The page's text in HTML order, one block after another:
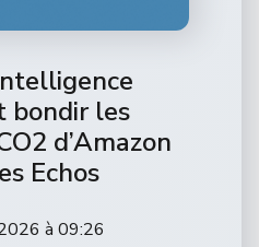
bondir les
d’Amazon
Echos
à 09:26